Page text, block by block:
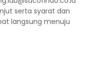
serta syarat dan
langsung menuju